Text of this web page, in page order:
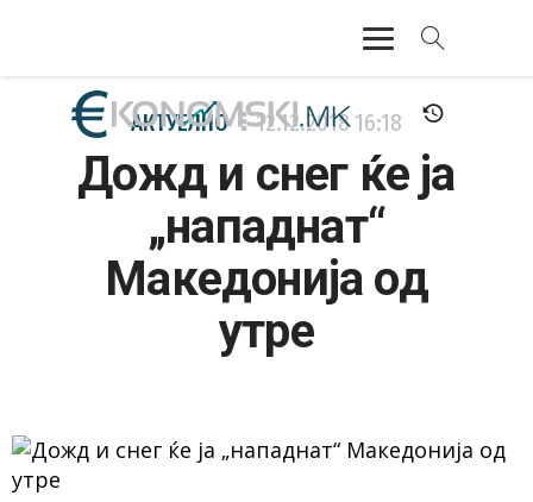
АКТУЕЛНО
ЕКОНОМИЈА
ФИНАНСИИ
БАНКАРСТВО
АКТУЕЛНО 12.12.201816:18
Дожд и снег ќе ја
„нападнат“
Македонија од
утре